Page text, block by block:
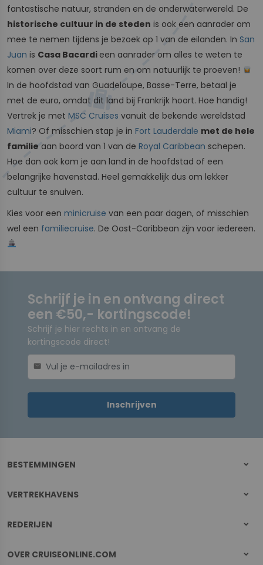
fantastische natuur, stranden en de onderwaterwereld. De
historische cultuur in de steden is ook een aanrader om
mee te nemen tijdens je bezoek op 1 van de eilanden. In San
Juan is Casa Bacardi een aanrader om alles te weten te
komen over deze soort rum en om natuurlijk te proeven!
In de hoofdstad van Guadeloupe, Basse-Terre, betaal je
met de euro, omdat dit land bij Frankrijk hoort. Hoe handig!
Vertrek je met MSC Cruises vanuit de bekende wereldstad
Miami? Of misschien stap je in Fort Lauderdale met de hele
familie aan boord van 1 van de Royal Caribbean schepen.
Hoe dan ook kom je aan land in de hoofdstad of een
belangrijke havenstad. Heel gemakkelijk dus om lekker
cultuur te snuiven.
Kies voor een minicruise van een paar dagen, of misschien
wel een familiecruise. De Oost-Caribbean zijn voor iedereen.
Schrijf je in en ontvang direct
een €50,- kortingscode!
Schrijf je hier rechts in en ontvang de
kortingscode direct!
mail
Inschrijven
BESTEMMINGEN
VERTREKHAVENS
REDERIJEN
OVER CRUISEONLINE.COM